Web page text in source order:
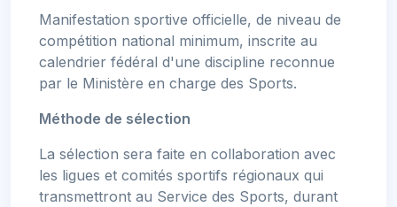
Manifestation sportive officielle, de niveau de
compétition national minimum, inscrite au
calendrier fédéral d'une discipline reconnue
par le Ministère en charge des Sports.
Méthode de sélection
La sélection sera faite en collaboration avec
les ligues et comités sportifs régionaux qui
transmettront au Service des Sports, durant